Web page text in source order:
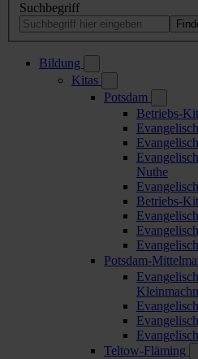
Suchbegriff
Bildung
Kitas
Potsdam
Betriebs-
Nuthe
Betriebs-
Potsdam-
Teltow-Fläming